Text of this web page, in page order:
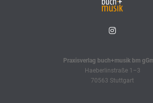
Praxisverlag buch+musik bm
Haeberlinstraße 1–3
70563 Stuttgart